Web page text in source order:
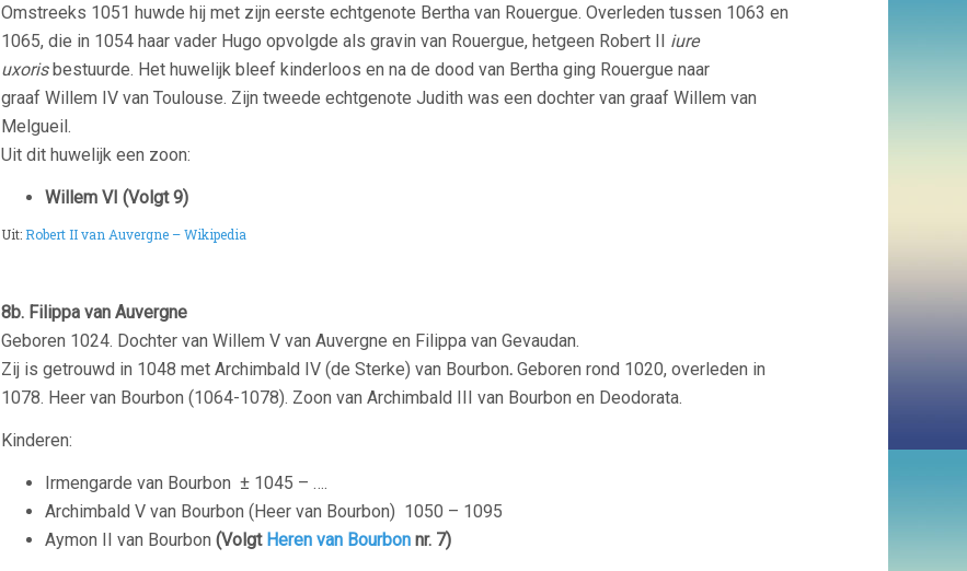
Omstreeks 1051 huwde hij met zijn eerste echtgenote Bertha van Rouergue. Overleden tussen 1063 en
1065, die in 1054 haar vader Hugo opvolgde als gravin van Rouergue, hetgeen Robert II iure
uxorisbestuurde. Het huwelijk bleef kinderloos en na de dood van Bertha ging Rouergue naar
graaf Willem IV van Toulouse. Zijn tweede echtgenote Judith was een dochter van graaf Willem van
Melgueil.
Uit dit huwelijk een zoon:
Willem VI (Volgt 9)
Uit: Robert II van Auvergne – Wikipedia
8b. Filippa van Auvergne
Geboren 1024. Dochter van Willem V van Auvergne en Filippa van Gevaudan.
Zij is getrouwd in 1048 met Archimbald IV (de Sterke) van Bourbon. Geboren rond 1020, overleden in
1078. Heer van Bourbon (1064-1078). Zoon van Archimbald III van Bourbon en Deodorata.
Kinderen:
Irmengarde van Bourbon ± 1045 – ….
Archimbald V van Bourbon (Heer van Bourbon) 1050 – 1095
Aymon II van Bourbon (Volgt Heren van Bourbon nr. 7)